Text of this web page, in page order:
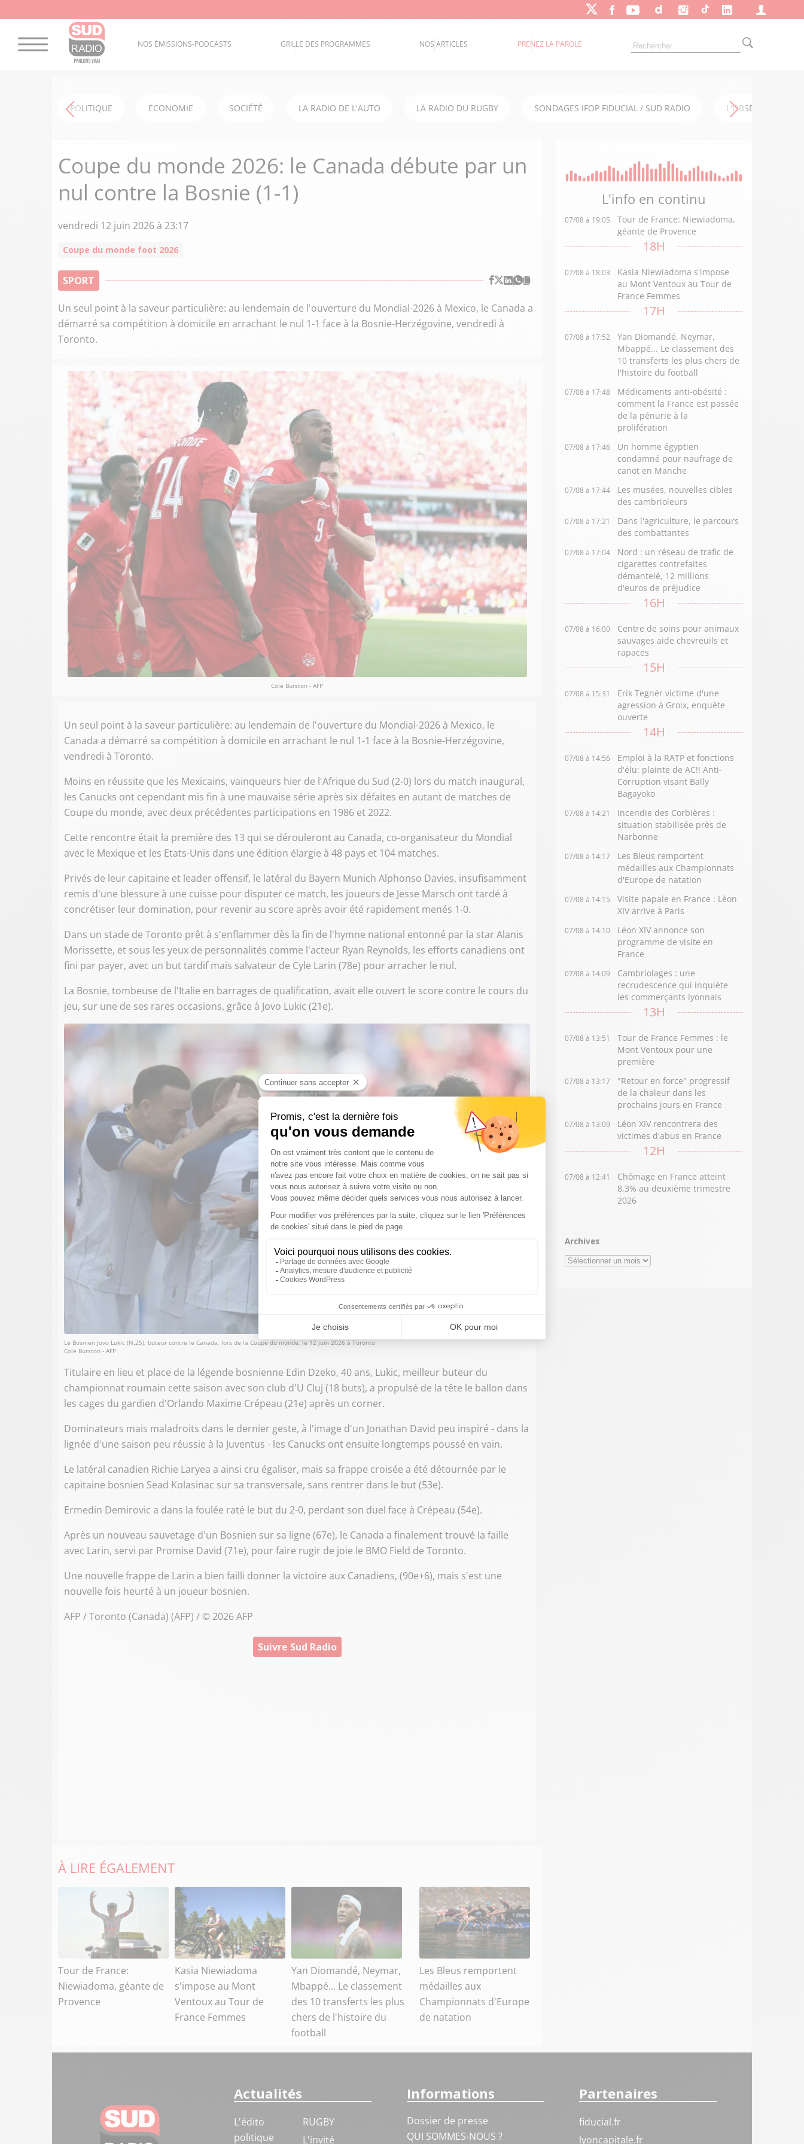
NOS ÉMISSIONS-PODCASTS GRILLE DES PROGRAMMES NOS ARTICLES PRENEZ LA PAROLE
POLITIQUE ECONOMIE SOCIÉTÉ LA RADIO DE L'AUTO LA RADIO DU RUGBY SONDAGES IFOP FIDUCIAL / SUD RADIO L'OBSERVATOIRE
Coupe du monde 2026: le Canada débute par un
nul contre la Bosnie (1-1)
vendredi 12 juin 2026 à 23:17
Coupe du monde foot 2026
SPORT
Un seul point à la saveur particulière: au lendemain de l'ouverture du Mondial-2026 à Mexico, le Canada a
démarré sa compétition à domicile en arrachant le nul 1-1 face à la Bosnie-Herzégovine, vendredi à
Toronto.
Cole Burston - AFP
Un seul point à la saveur particulière: au lendemain de l'ouverture du Mondial-2026 à Mexico, le
Canada a démarré sa compétition à domicile en arrachant le nul 1-1 face à la Bosnie-Herzégovine,
vendredi à Toronto.
Moins en réussite que les Mexicains, vainqueurs hier de l'Afrique du Sud (2-0) lors du match inaugural,
les Canucks ont cependant mis fin à une mauvaise série après six défaites en autant de matches de
Coupe du monde, avec deux précédentes participations en 1986 et 2022.
Cette rencontre était la première des 13 qui se dérouleront au Canada, co-organisateur du Mondial
avec le Mexique et les Etats-Unis dans une édition élargie à 48 pays et 104 matches.
Privés de leur capitaine et leader offensif, le latéral du Bayern Munich Alphonso Davies, insufisamment
remis d'une blessure à une cuisse pour disputer ce match, les joueurs de Jesse Marsch ont tardé à
concrétiser leur domination, pour revenir au score après avoir été rapidement menés 1-0.
Dans un stade de Toronto prêt à s'enflammer dès la fin de l'hymne national entonné par la star Alanis
Morissette, et sous les yeux de personnalités comme l'acteur Ryan Reynolds, les efforts canadiens ont
fini par payer, avec un but tardif mais salvateur de Cyle Larin (78e) pour arracher le nul.
La Bosnie, tombeuse de l'Italie en barrages de qualification, avait elle ouvert le score contre le cours du
jeu, sur une de ses rares occasions, grâce à Jovo Lukic (21e).
Le Bosnien Jovo Lukic (N.25), buteur contre le Canada, lors de la Coupe du monde, le 12 juin 2026 à Toronto
Cole Burston - AFP
Titulaire en lieu et place de la légende bosnienne Edin Dzeko, 40 ans, Lukic, meilleur buteur du
championnat roumain cette saison avec son club d'U Cluj (18 buts), a propulsé de la tête le ballon dans
les cages du gardien d'Orlando Maxime Crépeau (21e) après un corner.
Dominateurs mais maladroits dans le dernier geste, à l'image d'un Jonathan David peu inspiré - dans la
lignée d'une saison peu réussie à la Juventus - les Canucks ont ensuite longtemps poussé en vain.
Le latéral canadien Richie Laryea a ainsi cru égaliser, mais sa frappe croisée a été détournée par le
capitaine bosnien Sead Kolasinac sur sa transversale, sans rentrer dans le but (53e).
Ermedin Demirovic a dans la foulée raté le but du 2-0, perdant son duel face à Crépeau (54e).
Après un nouveau sauvetage d'un Bosnien sur sa ligne (67e), le Canada a finalement trouvé la faille
avec Larin, servi par Promise David (71e), pour faire rugir de joie le BMO Field de Toronto.
Une nouvelle frappe de Larin a bien failli donner la victoire aux Canadiens, (90e+6), mais s'est une
nouvelle fois heurté à un joueur bosnien.
AFP / Toronto (Canada) (AFP) / © 2026 AFP
Suivre Sud Radio
À LIRE ÉGALEMENT
Tour de France:
Niewiadoma, géante de
Provence
Kasia Niewiadoma
s'impose au Mont
Ventoux au Tour de
France Femmes
Yan Diomandé, Neymar,
Mbappé... Le classement
des 10 transferts les plus
chers de l'histoire du
football
Les Bleus remportent
médailles aux
Championnats d'Europe
de natation
L'info en continu
07/08 à 19:05
Tour de France: Niewiadoma,
géante de Provence
18H
07/08 à 18:03
Kasia Niewiadoma s'impose
au Mont Ventoux au Tour de
France Femmes
17H
07/08 à 17:52
Yan Diomandé, Neymar,
Mbappé... Le classement des
10 transferts les plus chers de
l'histoire du football
07/08 à 17:48
Médicaments anti-obésité :
comment la France est passée
de la pénurie à la
prolifération
07/08 à 17:46
Un homme égyptien
condamné pour naufrage de
canot en Manche
07/08 à 17:44
Les musées, nouvelles cibles
des cambrioleurs
07/08 à 17:21
Dans l'agriculture, le parcours
des combattantes
07/08 à 17:04
Nord : un réseau de trafic de
cigarettes contrefaites
démantelé, 12 millions
d'euros de préjudice
16H
07/08 à 16:00
Centre de soins pour animaux
sauvages aide chevreuils et
rapaces
15H
07/08 à 15:31
Erik Tegnér victime d'une
agression à Groix, enquête
ouverte
14H
07/08 à 14:56
Emploi à la RATP et fonctions
d'élu: plainte de AC!! Anti-
Corruption visant Bally
Bagayoko
07/08 à 14:21
Incendie des Corbières :
situation stabilisée près de
Narbonne
07/08 à 14:17
Les Bleus remportent
médailles aux Championnats
d'Europe de natation
07/08 à 14:15
Visite papale en France : Léon
XIV arrive à Paris
07/08 à 14:10
Léon XIV annonce son
programme de visite en
France
07/08 à 14:09
Cambriolages : une
recrudescence qui inquiète
les commerçants lyonnais
13H
07/08 à 13:51
Tour de France Femmes : le
Mont Ventoux pour une
première
07/08 à 13:17
"Retour en force" progressif
de la chaleur dans les
prochains jours en France
07/08 à 13:09
Léon XIV rencontrera des
victimes d'abus en France
12H
07/08 à 12:41
Chômage en France atteint
8,3% au deuxième trimestre
2026
Archives
Archives
Actualités
L'édito
politique
RUGBY
L'invité
Informations
Dossier de presse
QUI SOMMES-NOUS ?
Partenaires
fiducial.fr
lyoncapitale.fr